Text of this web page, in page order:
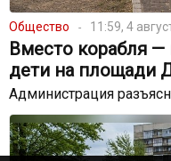
Общество 11:59, 4
Вместо корабля —
дети на площади
Администрация